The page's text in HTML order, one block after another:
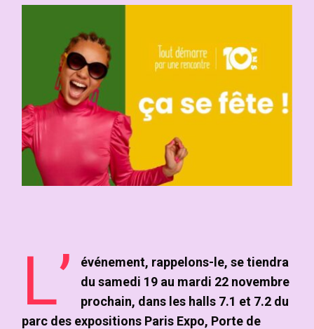
L’
événement, rappelons-le, se tiendra
du samedi 19 au mardi 22 novembre
prochain, dans les halls 7.1 et 7.2 du
parc des expositions Paris Expo, Porte de